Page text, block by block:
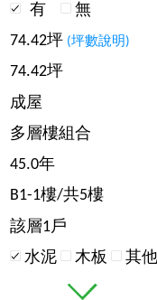
有
無
74.42坪 (坪數說明)
74.42坪
成屋
多層樓組合
45.0年
B1-1樓/共5樓
該層1戶
水泥 木板 其他